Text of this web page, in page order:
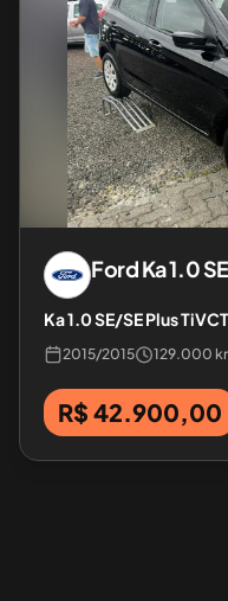
FordKa 1.0
Ka 1.0 SE/SE Plus
2015/2015 129.000
R$ 42.900,00